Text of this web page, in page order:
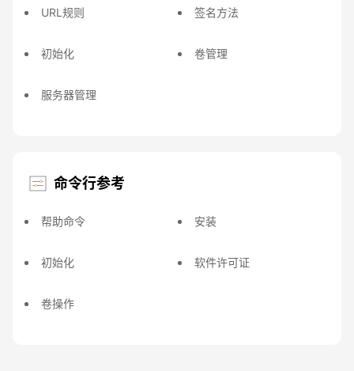
URL规则 签名方法
初始化 卷管理
服务器管理
命令行参考
帮助命令 安装
初始化 软件许可证
卷操作